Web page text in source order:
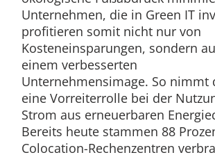
Unternehmen, die in Green IT
profitieren somit nicht nur von
Kosteneinsparungen, sondern
einem verbesserten
Unternehmensimage. So nimmt
eine Vorreiterrolle bei der
Strom aus erneuerbaren
Bereits heute stammen 88
Colocation-Rechenzentren